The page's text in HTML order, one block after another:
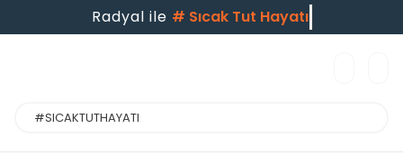
Radyal ile # Sıcak Tut Hayatı